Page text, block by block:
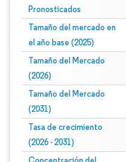
Pronosticados
Tamaño del mercado en
el año base (2025)
Tamaño del Mercado
(2026)
Tamaño del Mercado
(2031)
Tasa de crecimiento
(2026 - 2031)